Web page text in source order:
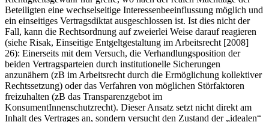
Beteiligten eine wechselseitige Interessenbeeinflussung möglich und
ein einseitiges Vertragsdiktat ausgeschlossen ist. Ist dies nicht der
Fall, kann die Rechtsordnung auf zweierlei Weise daraufreagieren
(siehe Risak, Einseitige Entgeltgestaltung im Arbeitsrecht [2008]
26): Einerseits mit dem Versuch, die Verhandlungsposition der
beiden Vertragsparteien durch institutionelle Sicherungen
anzunähern (zB im Arbeitsrecht durch die Ermöglichung kollektiver
Rechtssetzung) oder das Verfahren von möglichen Störfaktoren
freizuhalten (zB das Transparenzgebot im
KonsumentInnenschutzrecht). Dieser Ansatz setzt nicht direkt am
Inhalt des Vertrages an, sondern versucht den Zustand der „idealen“